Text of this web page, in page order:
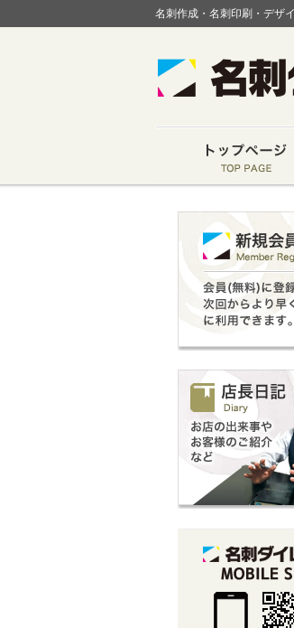
名刺作成・名刺印刷・デザ